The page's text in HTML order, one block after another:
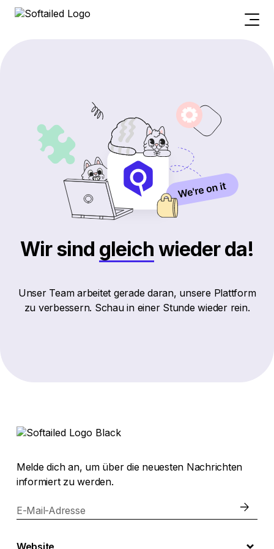
Wir sind gleich wieder da!
Unser Team arbeitet gerade daran, unsere Plattform
zu verbessern. Schau in einer Stunde wieder rein.
Melde dich an, um über die neuesten Nachrichten
informiert zu werden.
E-Mail-Adresse
Website